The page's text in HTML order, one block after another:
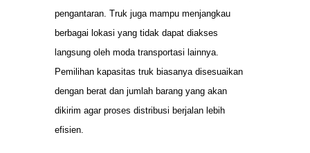
pengantaran. Truk juga mampu menjangkau
berbagai lokasi yang tidak dapat diakses
langsung oleh moda transportasi lainnya.
Pemilihan kapasitas truk biasanya disesuaikan
dengan berat dan jumlah barang yang akan
dikirim agar proses distribusi berjalan lebih
efisien.